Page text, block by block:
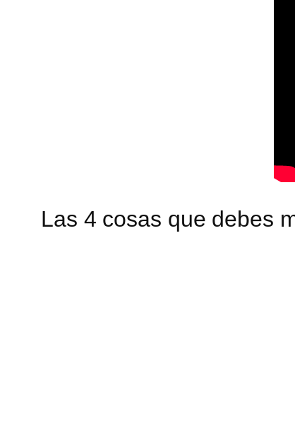
Las 4 cosas que debes